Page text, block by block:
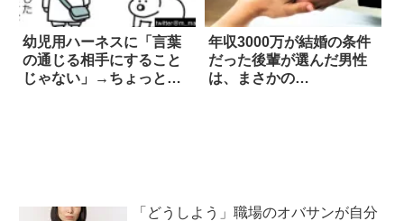
幼児用ハーネスに「言葉
の通じる相手にすること
じゃない」→ちょっとま
年収3000万が結婚の条件
だった後輩が選んだ男性
は、まさかの…
「どうしよう」職場のオバサンが自分